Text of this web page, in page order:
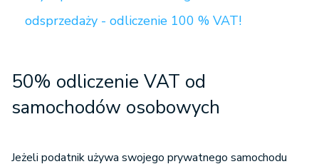
odsprzedaży - odliczenie 100 % VAT!
50% odliczenie VAT od
samochodów osobowych
Jeżeli podatnik używa swojego prywatnego samochodu